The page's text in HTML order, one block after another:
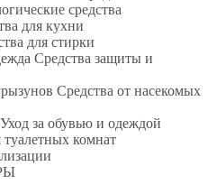
средства
для кухни
для стирки
Средства защиты и
Средства от насекомых
Уход за обувью и одеждой
туалетных комнат